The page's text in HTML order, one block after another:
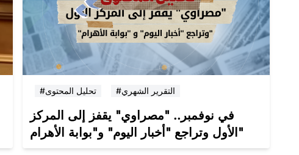
#تحليل المحتوى #التقرير الشهري
في نوفمبر.. "مصراوي" يقفز إلى المركز
الأول وتراجع "أخبار اليوم" و"بوابة الأهرام"